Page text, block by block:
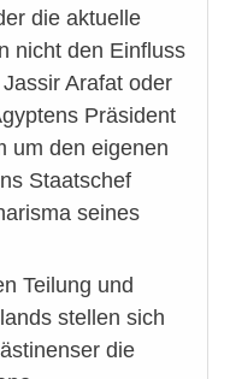
die aktuelle
nicht den Einfluss
Arafat oder
Präsident
um den eigenen
Staatschef
seines
Teilung und
stellen sich
die